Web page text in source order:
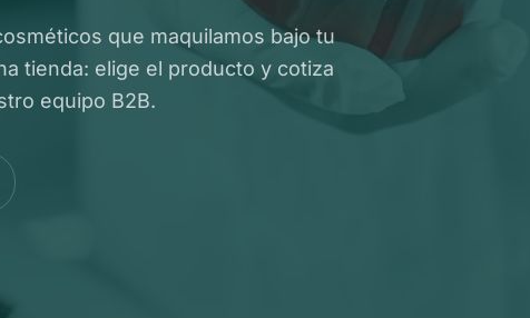
que maquilamos bajo tu
tienda: elige el producto y cotiza
equipo B2B.